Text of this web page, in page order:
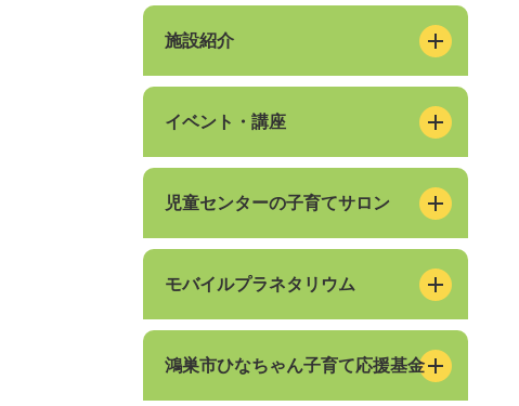
施設紹介
イベント・講座
児童センターの子育てサロン
モバイルプラネタリウム
鴻巣市ひなちゃん子育て応援基金